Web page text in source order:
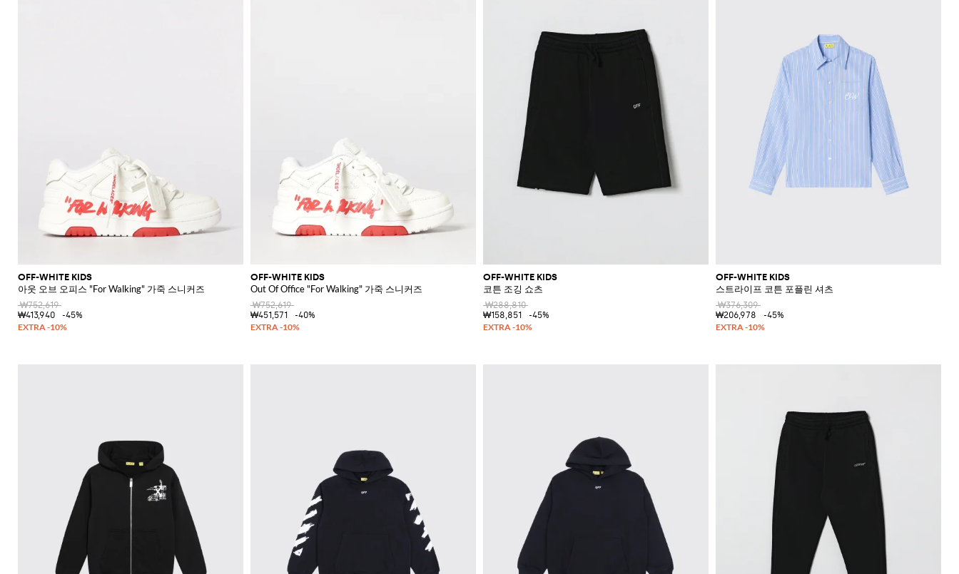
OFF-WHITE KIDS
아웃 오브 오피스 "For Walking" 가죽 스니커즈
₩752,619
₩413,940
-45%
OFF-WHITE KIDS
Out Of Office "For Walking" 가죽 스니커즈
₩752,619
₩451,571
-40%
OFF-WHITE KIDS
코튼 조깅 쇼츠
₩288,810
₩158,851
-45%
OFF-WHITE KIDS
스트라이프 코튼 포플린 셔츠
₩376,309
₩206,978
-45%